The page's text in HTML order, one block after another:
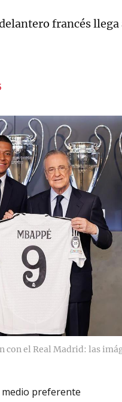
francés
con el Real Madrid: las
preferente